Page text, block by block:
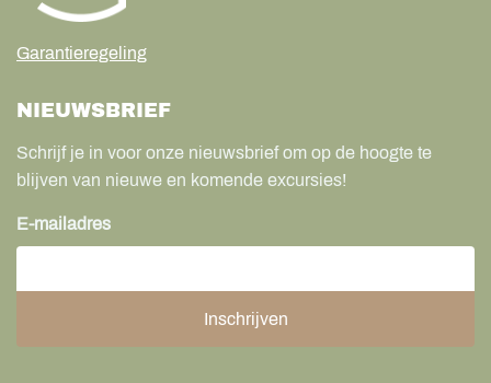
Garantieregeling
NIEUWSBRIEF
Schrijf je in voor onze nieuwsbrief om op de hoogte te
blijven van nieuwe en komende excursies!
E-mailadres